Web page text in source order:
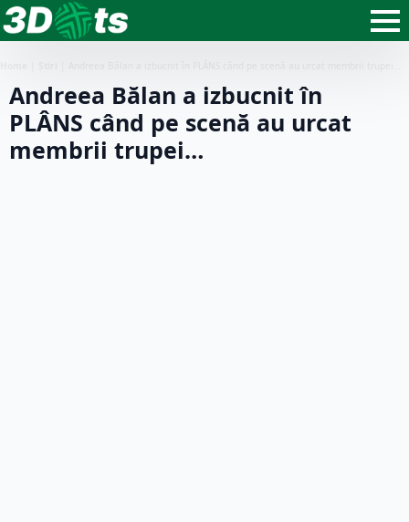
Andreea Bălan a izbucnit în
PLÂNS când pe scenă au urcat
membrii trupei…